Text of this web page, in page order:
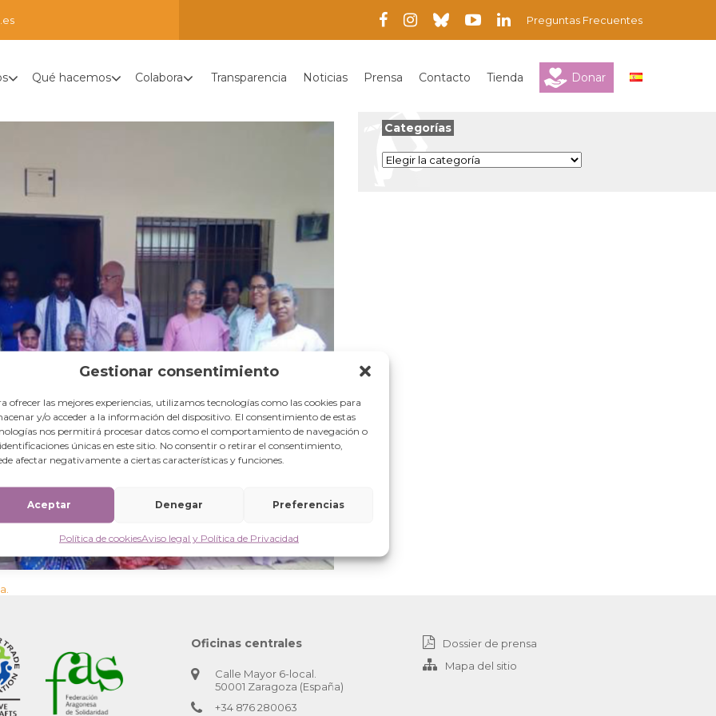
Gestionar consentimiento
ofrecer las mejores experiencias, utilizamos tecnologías como las cookies para
y/o acceder a la información del dispositivo. El consentimiento de estas
nos permitirá procesar datos como el comportamiento de navegación o
únicas en este sitio. No consentir o retirar el consentimiento,
afectar negativamente a ciertas características y funciones.
Aceptar Denegar Preferencias
Política de cookiesAviso legal y Política de Privacidad
Preguntas Frecuentes
Qué hacemos Colabora Transparencia Noticias Prensa Contacto Tienda Donar
Categorías
Categorías
Oficinas centrales
Calle Mayor 6-local.
50001 Zaragoza (España)
+34 876 280063
Dossier de prensa
Mapa del sitio